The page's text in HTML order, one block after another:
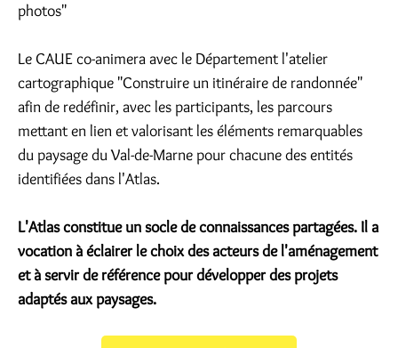
photos"
Le CAUE co-animera avec le Département l'atelier
cartographique "Construire un itinéraire de randonnée"
afin de redéfinir, avec les participants, les parcours
mettant en lien et valorisant les éléments remarquables
du paysage du Val-de-Marne pour chacune des entités
identifiées dans l'Atlas.
L'Atlas constitue un socle de connaissances partagées. Il a
vocation à éclairer le choix des acteurs de l'aménagement
et à servir de référence pour développer des projets
adaptés aux paysages.